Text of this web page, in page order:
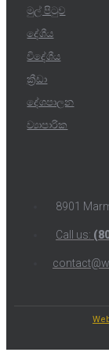
මුල් පිටුව
දේශීය
විදේශීය
ක්‍රීඩා
දේශපාලන
ව්‍යාපාරික
8901
Call us: